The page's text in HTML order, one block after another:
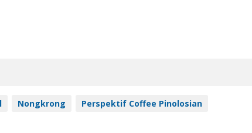
Nongkrong
Perspektif Coffee Pinolosian